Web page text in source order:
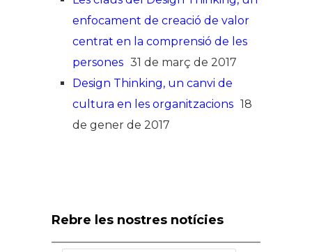
enfocament de creació de valor
centrat en la comprensió de les
persones 31 de març de 2017
Design Thinking, un canvi de
cultura en les organitzacions
18
de gener de 2017
Rebre les nostres notícies